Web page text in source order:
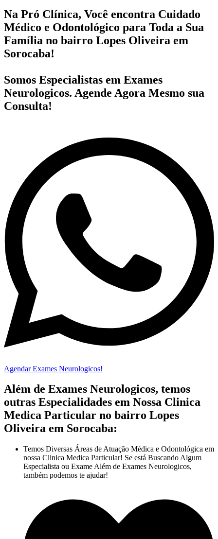
Na Pró Clínica, Você encontra Cuidado
Médico e Odontológico para Toda a Sua
Família no bairro Lopes Oliveira em
Sorocaba!
Somos Especialistas em Exames
Neurologicos. Agende Agora Mesmo sua
Consulta!
Agendar Exames Neurologicos!
Além de Exames Neurologicos, temos
outras Especialidades em Nossa Clinica
Medica Particular no bairro Lopes
Oliveira em Sorocaba:
Temos Diversas Áreas de Atuação Médica e Odontológica em
nossa Clinica Medica Particular! Se está Buscando Algum
Especialista ou Exame Além de Exames Neurologicos,
também podemos te ajudar!